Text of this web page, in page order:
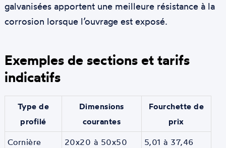
galvanisées apportent une meilleure résistance à la
corrosion lorsque l’ouvrage est exposé.
Exemples de sections et tarifs
indicatifs
Type de
profilé
Dimensions
courantes
Fourchette de
prix
Cornière
20x20 à 50x50
5,01 à 37,46